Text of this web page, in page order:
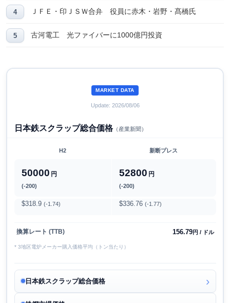
ＪＦＥ・印ＪＳＷ合弁 役員に赤木・岩野・髙橋氏
古河電工 光ファイバーに1000億円投資
MARKET DATA
Update: 2026/08/06
日本鉄スクラップ総合価格（産業新聞）
H2 新断プレス
50000 円
(-200)
52800 円
(-200)
$318.9 (-1.74) $336.76 (-1.77)
換算レート (TTB) 156.79円 / ドル
* 3地区電炉メーカー購入価格平均（トン当たり）
日本鉄スクラップ総合価格